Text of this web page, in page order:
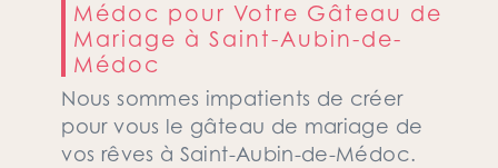
Médoc pour Votre Gâteau de
Mariage à Saint-Aubin-de-
Médoc
Nous sommes impatients de créer
pour vous le gâteau de mariage de
vos rêves à Saint-Aubin-de-Médoc.